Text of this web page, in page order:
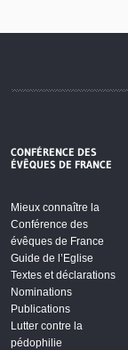
CONFÉRENCE DES
ÉVÊQUES DE FRANCE
Mieux connaître la
Conférence des
évêques de France
Guide de l’Eglise
Textes et déclarations
Nominations
Publications
Lutter contre la
pédophilie